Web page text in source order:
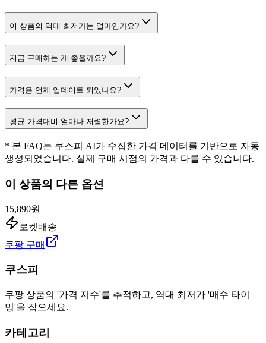
이 상품의 역대 최저가는 얼마인가요?
지금 구매하는 게 좋을까요?
가격은 언제 업데이트 되었나요?
평균 가격대비 얼마나 저렴한가요?
* 본 FAQ는 쿠스피 AI가 수집한 가격 데이터를 기반으로 자동
생성되었습니다. 실제 구매 시점의 가격과 다를 수 있습니다.
이 상품의 다른 옵션
15,890원
로켓배송
쿠팡 구매
쿠스피
쿠팡 상품의 '가격 지수'를 추적하고, 역대 최저가 '매수 타이
밍'을 잡으세요.
카테고리